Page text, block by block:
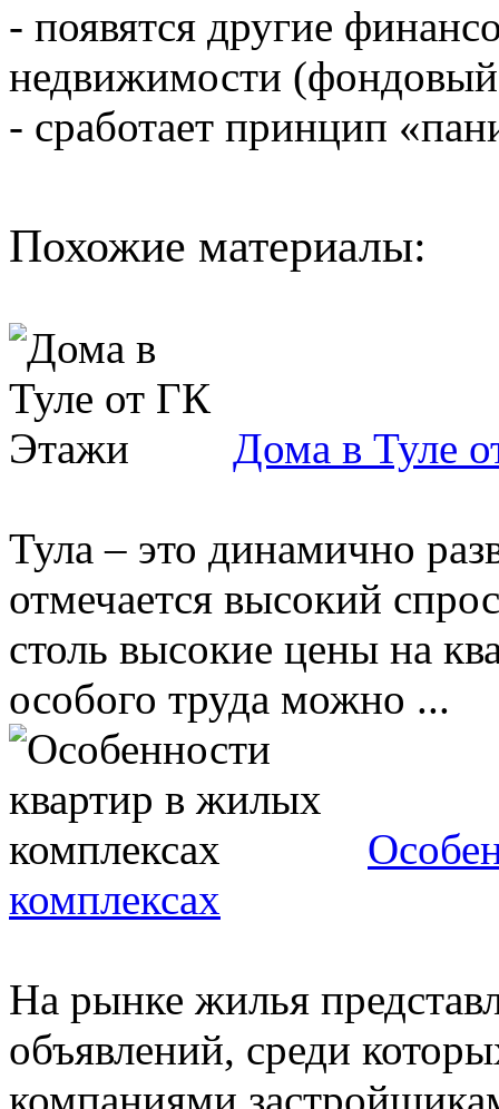
- появятся другие
недвижимости
- сработает принцип
Похожие материалы:
Дома в Туле
Тула – это динамично
отмечается высокий
столь высокие цены на
особого труда можно ...
комплексах
На рынке жилья
объявлений, среди
компаниями